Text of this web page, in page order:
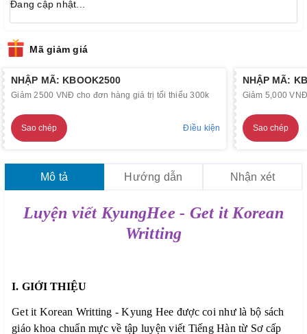
Đang cập nhật...
Mã giảm giá
NHẬP MÃ: KBOOK2500
Giảm 2500 VNĐ cho đơn hàng giá trị tối thiểu 300k
Sao chép Điều kiện
NHẬP MÃ:
Giảm 5,000
Sao chép
Mô tả Hướng dẫn Nhận xét
Luyện viết KyungHee - Get it Korean
Writting
I. GIỚI THIỆU
Get it Korean Writting - Kyung Hee được coi như là bộ sách
giáo khoa chuẩn mực về tập luyện viết Tiếng Hàn từ Sơ cấp